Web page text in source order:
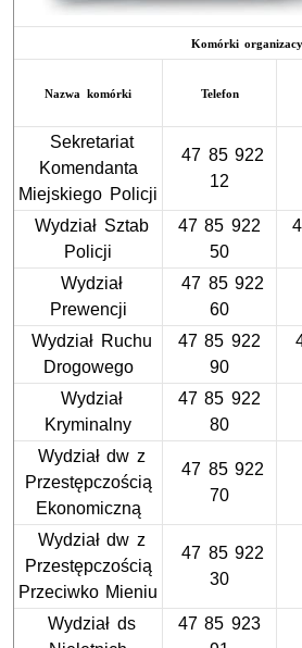
Komórki
Nazwa komórki Telefon
Sekretariat
Komendanta
Miejskiego Policji
47 85 922
12
Wydział Sztab
Policji
47 85 922
50
Wydział
Prewencji
47 85 922
60
Wydział Ruchu
Drogowego
47 85 922
90
Wydział
Kryminalny
47 85 922
80
Wydział dw z
Przestępczością
Ekonomiczną
47 85 922
70
Wydział dw z
Przestępczością
Przeciwko Mieniu
47 85 922
30
Wydział ds
47 85 923